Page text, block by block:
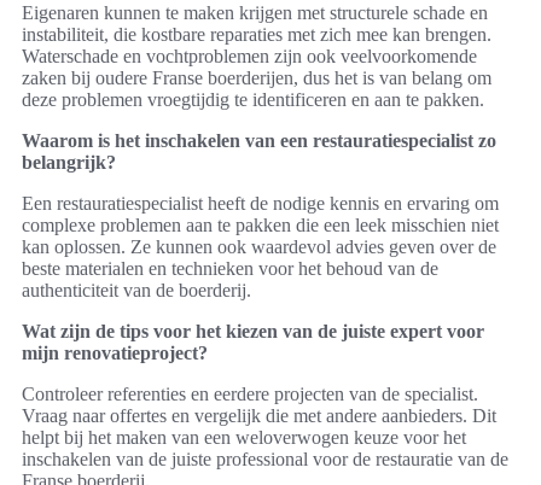
Eigenaren kunnen te maken krijgen met structurele schade en
instabiliteit, die kostbare reparaties met zich mee kan brengen.
Waterschade en vochtproblemen zijn ook veelvoorkomende
zaken bij oudere Franse boerderijen, dus het is van belang om
deze problemen vroegtijdig te identificeren en aan te pakken.
Waarom is het inschakelen van een restauratiespecialist zo
belangrijk?
Een restauratiespecialist heeft de nodige kennis en ervaring om
complexe problemen aan te pakken die een leek misschien niet
kan oplossen. Ze kunnen ook waardevol advies geven over de
beste materialen en technieken voor het behoud van de
authenticiteit van de boerderij.
Wat zijn de tips voor het kiezen van de juiste expert voor
mijn renovatieproject?
Controleer referenties en eerdere projecten van de specialist.
Vraag naar offertes en vergelijk die met andere aanbieders. Dit
helpt bij het maken van een weloverwogen keuze voor het
inschakelen van de juiste professional voor de restauratie van de
Franse boerderij.